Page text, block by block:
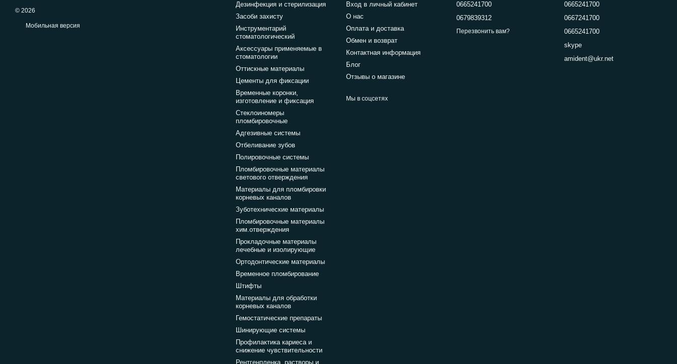
© 2026
Мобильная версия
Дезинфекция и стерилизация
Засоби захисту
Инструментарий
стоматологический
Аксессуары применяемые в
стоматологии
Оттискные материалы
Цементы для фиксации
Временные коронки,
изготовление и фиксация
Стеклоиномеры
пломбировочные
Адгезивные системы
Отбеливание зубов
Полировочные системы
Пломбировочные материалы
светового отверждения
Материалы для пломбировки
корневых каналов
Зуботехнические материалы
Пломбировочные материалы
хим.отверждения
Прокладочные материалы
лечебные и изолирующие
Ортодонтические материалы
Временное пломбирование
Штифты
Материалы для обработки
корневых каналов
Гемостатические препараты
Шинирующие системы
Профилактика кариеса и
снижение чувствительности
Рентгенпленка, растворы и
Вход в личный кабинет
О нас
Оплата и доставка
Обмен и возврат
Контактная информация
Блог
Отзывы о магазине
Мы в соцсетях
0665241700
0679839312
Перезвонить вам?
0665241700
0667241700
0665241700
skype
amident@ukr.net